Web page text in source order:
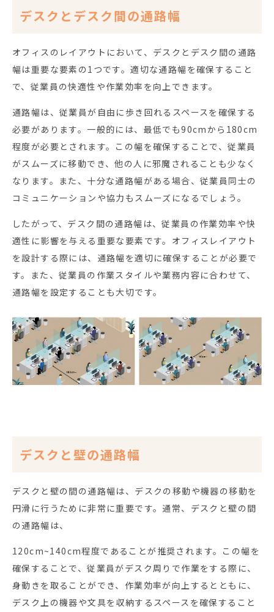
デスクとデスク間の通路幅
オフィスのレイアウトにおいて、デスクとデスク間の通路
幅は重要な要素の1つです。適切な通路幅を確保すること
で、従業員の快適性や作業効率を向上できます。
通路幅は、従業員が自由に歩き回れるスペースを確保する
必要があります。一般的には、最低でも90cmから180cm
程度が必要とされます。この幅を確保することで、従業員
がスムーズに移動でき、他の人に邪魔されることも少なく
なります。また、十分な通路幅がある場合、従業員同士の
コミュニケーションや協力もスムーズになるでしょう。
したがって、デスク間の通路幅は、従業員の作業効率や快
適性に影響を与える重要な要素です。オフィスレイアウト
を設計する際には、通路幅を適切に確保することが必要で
す。また、従業員の作業スタイルや業務内容に合わせて、
通路幅を設定することも大切です。
デスクと壁の通路幅
デスクと壁の間の通路幅は、デスクの移動や機器の移動を
円滑に行うために非常に重要です。通常、デスクと壁の間
の通路幅は、
120cm~140cm程度であることが推奨されます。この幅を
確保することで、従業員がデスク周りで作業をする際に、
身動きを取ることができ、作業効率が向上するとともに、
デスク上の機器や文具を収納するスペースを確保すること